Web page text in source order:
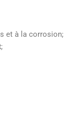
et à la corrosion;
;